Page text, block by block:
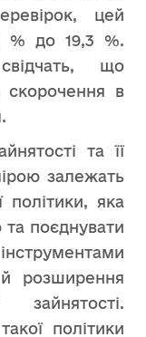
цей
% до 19,3 %.
що
скорочення в
та її
залежать
політики, яка
поєднувати
й розширення
політики